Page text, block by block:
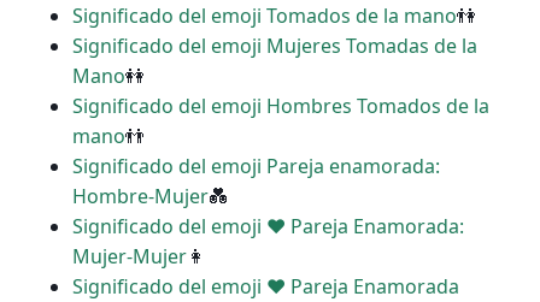
Significado del emoji Tomados de la mano👫
Significado del emoji Mujeres Tomadas de la
Mano👭
Significado del emoji Hombres Tomados de la
mano👬
Significado del emoji Pareja enamorada:
Hombre-Mujer💑
Significado del emoji ‍❤️‍ Pareja Enamorada:
Mujer-Mujer👩
Significado del emoji ‍❤️‍ Pareja Enamorada